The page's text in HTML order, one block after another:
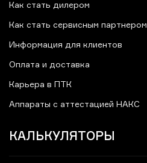
Как стать дилером
Как стать сервисным партнером
Информация для клиентов
Оплата и доставка
Карьера в ПТК
Аппараты с аттестацией НАКС
КАЛЬКУЛЯТОРЫ